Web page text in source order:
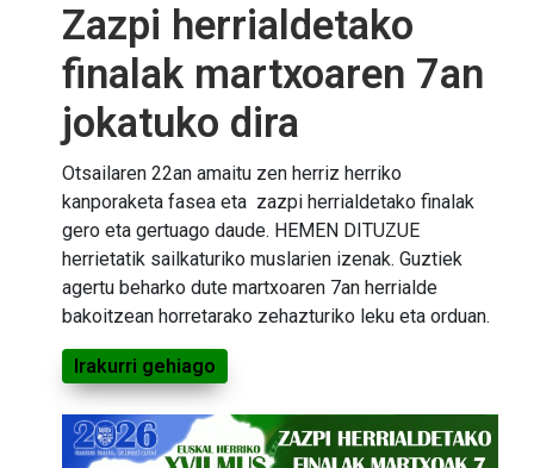
Zazpi herrialdetako
finalak martxoaren 7an
jokatuko dira
Otsailaren 22an amaitu zen herriz herriko
kanporaketa fasea eta zazpi herrialdetako finalak
gero eta gertuago daude. HEMEN DITUZUE
herrietatik sailkaturiko muslarien izenak. Guztiek
agertu beharko dute martxoaren 7an herrialde
bakoitzean horretarako zehazturiko leku eta orduan.
Irakurri gehiago